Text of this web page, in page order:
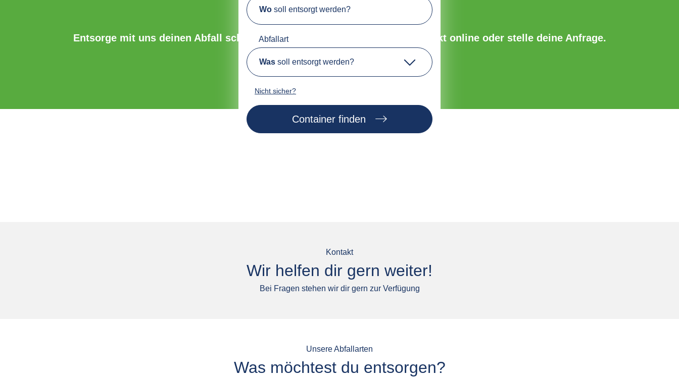
Wo soll entsorgt werden?
Abfallart
Was soll entsorgt werden?
Nicht sicher?
Container finden
Umweltfreundliche Entsorgung
Entsorge mit uns deinen Abfall schnell, sicher und nachhaltig. Bestelle direkt online oder stelle deine Anfrage.
Kontakt
Wir helfen dir gern weiter!
Bei Fragen stehen wir dir gern zur Verfügung
Unsere Abfallarten
Was möchtest du entsorgen?